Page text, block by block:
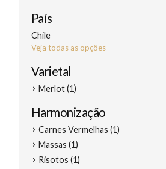
País
Chile
Veja todas as opções
Varietal
Merlot (1)
Harmonização
Carnes Vermelhas (1)
Massas (1)
Risotos (1)